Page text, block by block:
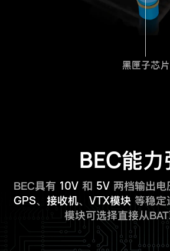
BEC能力
BEC具有 10V和 5V两档输出电
GPS、 接收机、 VTX模块 等稳定
模块可选择直接从BAT